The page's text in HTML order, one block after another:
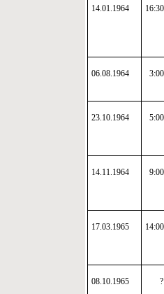
14.01.1964 16:30
06.08.1964 3:00
23.10.1964 5:00
14.11.1964 9:00
17.03.1965 14:00
08.10.1965 ?